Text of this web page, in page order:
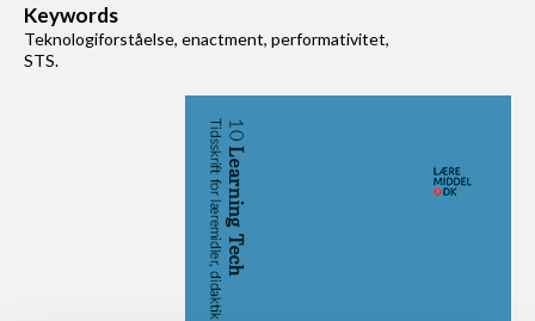
Keywords
Teknologiforståelse, enactment, performativitet,
STS.